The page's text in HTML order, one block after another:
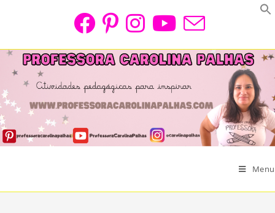
Menu